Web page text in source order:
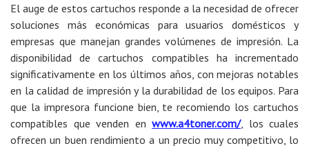
El auge de estos cartuchos responde a la necesidad de ofrecer
soluciones más económicas para usuarios domésticos y
empresas que manejan grandes volúmenes de impresión. La
disponibilidad de cartuchos compatibles ha incrementado
significativamente en los últimos años, con mejoras notables
en la calidad de impresión y la durabilidad de los equipos. Para
que la impresora funcione bien, te recomiendo los cartuchos
compatibles que venden en www.a4toner.com/, los cuales
ofrecen un buen rendimiento a un precio muy competitivo, lo